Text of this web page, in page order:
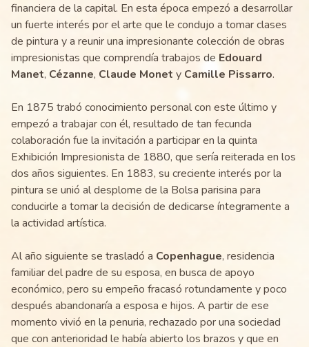
financiera de la capital. En esta época empezó a desarrollar
un fuerte interés por el arte que le condujo a tomar clases
de pintura y a reunir una impresionante colección de obras
impresionistas que comprendía trabajos de Edouard
Manet, Cézanne, Claude Monet y Camille Pissarro.
En 1875 trabó conocimiento personal con este último y
empezó a trabajar con él, resultado de tan fecunda
colaboración fue la invitación a participar en la quinta
Exhibición Impresionista de 1880, que sería reiterada en los
dos años siguientes. En 1883, su creciente interés por la
pintura se unió al desplome de la Bolsa parisina para
conducirle a tomar la decisión de dedicarse íntegramente a
la actividad artística.
Al año siguiente se trasladó a Copenhague, residencia
familiar del padre de su esposa, en busca de apoyo
económico, pero su empeño fracasó rotundamente y poco
después abandonaría a esposa e hijos. A partir de ese
momento vivió en la penuria, rechazado por una sociedad
que con anterioridad le había abierto los brazos y que en